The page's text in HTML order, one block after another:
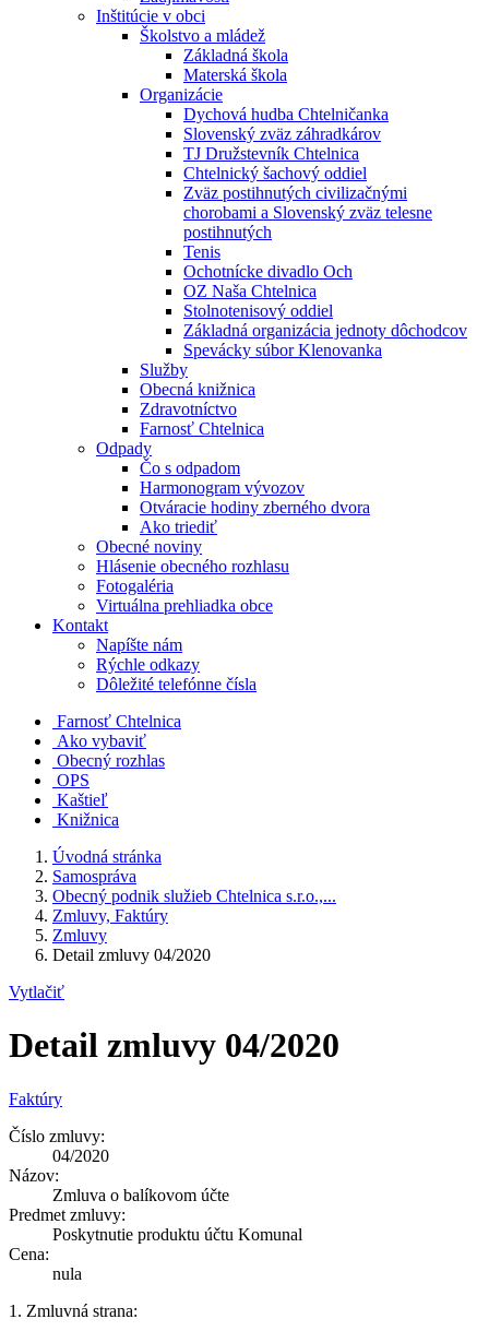
Inštitúcie v obci
Školstvo a mládež
Základná škola
Materská škola
Organizácie
Dychová hudba Chtelničanka
Slovenský zväz záhradkárov
TJ Družstevník Chtelnica
Chtelnický šachový oddiel
Zväz postihnutých civilizačnými
chorobami a Slovenský zväz telesne
postihnutých
Tenis
Ochotnícke divadlo Och
OZ Naša Chtelnica
Stolnotenisový oddiel
Základná organizácia jednoty dôchodcov
Spevácky súbor Klenovanka
Služby
Obecná knižnica
Zdravotníctvo
Farnosť Chtelnica
Odpady
Čo s odpadom
Harmonogram vývozov
Otváracie hodiny zberného dvora
Ako triediť
Obecné noviny
Hlásenie obecného rozhlasu
Fotogaléria
Virtuálna prehliadka obce
Kontakt
Napíšte nám
Rýchle odkazy
Dôležité telefónne čísla
Farnosť Chtelnica
Ako vybaviť
Obecný rozhlas
OPS
Kaštieľ
Knižnica
Úvodná stránka
Samospráva
Obecný podnik služieb Chtelnica s.r.o.,...
Zmluvy, Faktúry
Zmluvy
Detail zmluvy 04/2020
Vytlačiť
Detail zmluvy 04/2020
Faktúry
Číslo zmluvy:
04/2020
Názov:
Zmluva o balíkovom účte
Predmet zmluvy:
Poskytnutie produktu účtu Komunal
Cena:
nula
1. Zmluvná strana: